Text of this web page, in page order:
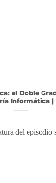
el Doble
Informática |